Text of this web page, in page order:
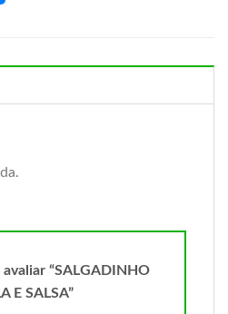
“SALGADINHO
E SALSA”